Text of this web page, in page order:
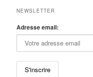
NEWSLETTER
Adresse email: